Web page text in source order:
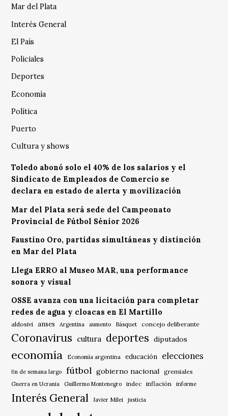
Mar del Plata
Interés General
El País
Policiales
Deportes
Economía
Política
Puerto
Cultura y shows
Toledo abonó solo el 40% de los salarios y el
Sindicato de Empleados de Comercio se
declara en estado de alerta y movilización
Mar del Plata será sede del Campeonato
Provincial de Fútbol Sénior 2026
Faustino Oro, partidas simultáneas y distinción
en Mar del Plata
Llega ERRO al Museo MAR, una performance
sonora y visual
OSSE avanza con una licitación para completar
redes de agua y cloacas en El Martillo
aldosivi anses Argentina aumento Básquet concejo deliberante
Coronavirus cultura deportes diputados
economía Economía argentina educación elecciones
fin de semana largo fútbol gobierno nacional gremiales
Guerra en Ucrania Guillermo Montenegro indec inflación informe
Interés General Javier Milei justicia